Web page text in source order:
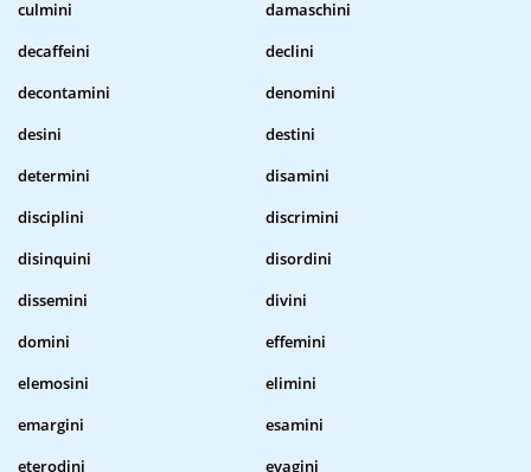
culmini
damaschini
decaffeini
declini
decontamini
denomini
desini
destini
determini
disamini
disciplini
discrimini
disinquini
disordini
dissemini
divini
domini
effemini
elemosini
elimini
emargini
esamini
eterodini
evagini